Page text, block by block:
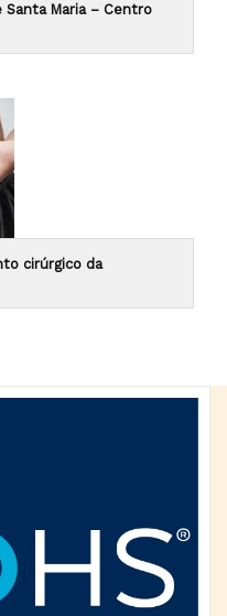
Maria – Centro
cirúrgico da